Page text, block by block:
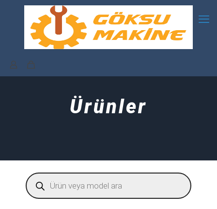
Ürünler
Products
search